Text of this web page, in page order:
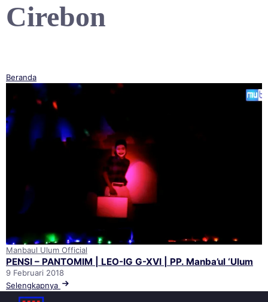
Cirebon
Beranda
Manbaul Ulum Official
PENSI – PANTOMIM | LEO-IG G-XVI | PP. Manba’ul ‘Ulum
9 Februari 2018
Selengkapnya